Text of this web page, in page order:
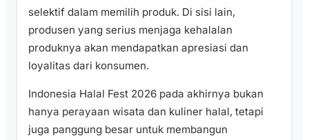
selektif dalam memilih produk. Di sisi lain,
produsen yang serius menjaga kehalalan
produknya akan mendapatkan apresiasi dan
loyalitas dari konsumen.
Indonesia Halal Fest 2026 pada akhirnya bukan
hanya perayaan wisata dan kuliner halal, tetapi
juga panggung besar untuk membangun